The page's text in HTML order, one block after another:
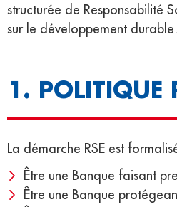
structurée de Responsabilité
sur le développement durable.
1. POLITIQUE
La démarche RSE est
Être une Banque faisant
Être une Banque